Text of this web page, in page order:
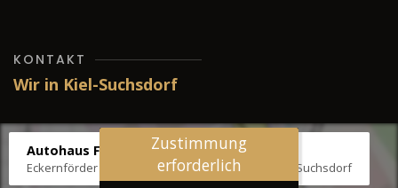
KONTAKT
Wir in Kiel-Suchsdorf
Autohaus Fräter
Eckernförder Str. /Klausbrooker Weg 1, 24107 Kiel-Suchsdorf
Zustimmung
erforderlich